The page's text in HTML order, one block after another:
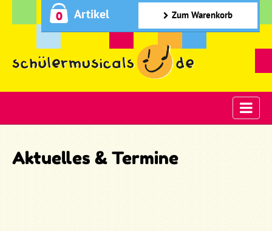
0 Artikel Zum Warenkorb
Aktuelles & Termine